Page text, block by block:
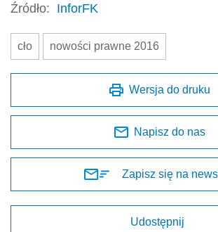
Źródło: InforFK
cło nowości prawne 2016
Wersja do druku
Napisz do nas
Zapisz się na
Udostępnij